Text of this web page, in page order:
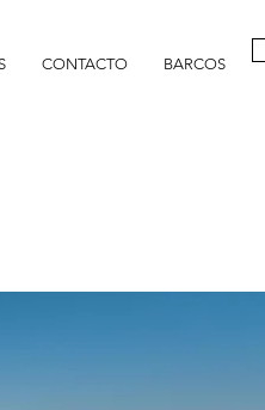
CONTACTO BARCOS